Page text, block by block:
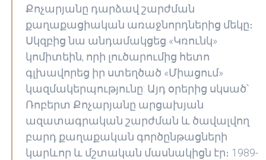
Քոչարյանը դարձավ շարժման
քաղաքացիական առաջնորդներից մեկը։
Սկզբից նա անդամակցեց «Կռունկ»
կոմիտեին, որի լուծարումից հետո
գլխավորեց իր ստեղծած «Միացում»
կազմակերպությունը: Այդ օրերից սկսած՝
Ռոբերտ Քոչարյանը արցախյան
ազատագրական շարժման և ծավալվող
բարդ քաղաքական գործընթացների
կարևոր և մշտական մասնակիցն էր։ 1989-